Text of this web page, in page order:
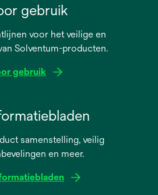
gebruik
voor het veilige en
Solventum-producten.
gebruik
samenstelling, veilig
en meer.